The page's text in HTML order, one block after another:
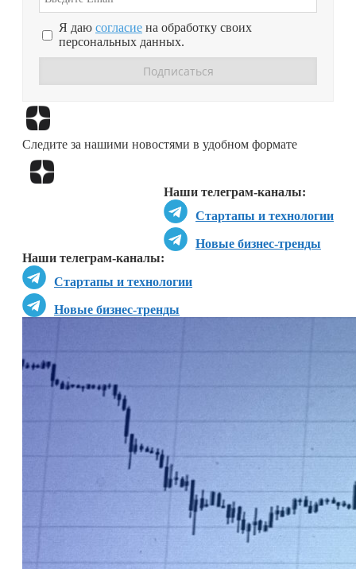
Я даю согласие на обработку своих
персональных данных.
Следите за нашими новостями в удобном формате
Наши телеграм-каналы:
Стартапы и технологии
Новые бизнес-тренды
Наши телеграм-каналы:
Стартапы и технологии
Новые бизнес-тренды